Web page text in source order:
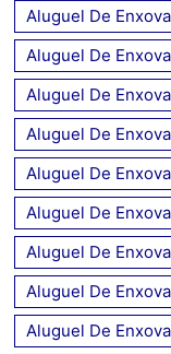
Aluguel De
Aluguel De
Aluguel De
Aluguel De
Aluguel De
Aluguel De
Aluguel De
Aluguel De
Aluguel De